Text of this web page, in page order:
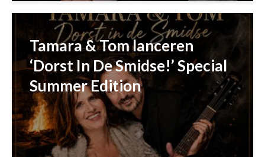
Tamara & Tom lanceren
‘Dorst In De Smidse!’ Special
Summer Edition